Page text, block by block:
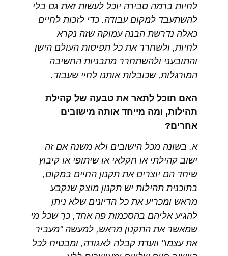
לחיות ברמה סבירה יוכל לעשות זאת גם בלי
להשתעבד למקום עבודה. כדי לזכות לחיים
כאלה נדרשת הבנה עמוקה שזה נקרא
לחיות, ולשחרר את כל תפיסות העולם הישן
והתובעני ולהשתחרר מתבניות החשיבה
המורגלות, שכובלות אותנו לחיי שעבוד.
האם תוכל לתאר את טבעה של קהילת
תהילוֹת, ומה מייחד אותה מישובים
אחרים?
א. בשונה מכל הישובים ולא משנה אם זה
ישוב קהילתי או חקלאי או שיתופי או קיבוץ
שיחד הם יוצרים את תקנון החיים במקום,
בתוכנית תהילות יש תקנון מוצק שנקבע
מראש ומכריע את כל הדיונים שלא ניתן
להגיע אליהם בהסכמות פה אחד, כך שכל מי
שמאשר את התקנון מראש, למעשה "מעביר
את עצמו" וועדת קבלה לאגודה, ומבטיח לכל